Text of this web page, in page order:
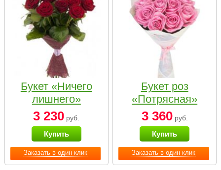
Заказать в один клик
Букет «Ничего
лишнего»
3 230 руб.
Купить
Заказать в один клик
Букет роз
«Потрясная»
3 360руб.
Купить